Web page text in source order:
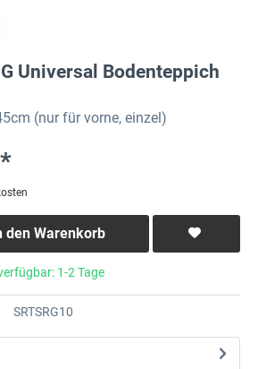
Universal Bodenteppich
(nur für vorne, einzel)
den Warenkorb
1-2 Tage
SRTSRG10